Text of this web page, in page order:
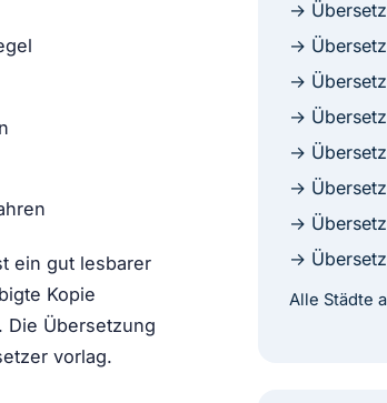
ein gut lesbarer
Kopie
Die Übersetzung
vorlag.
→
→
→
→
→
→
→
→
Alle Städte